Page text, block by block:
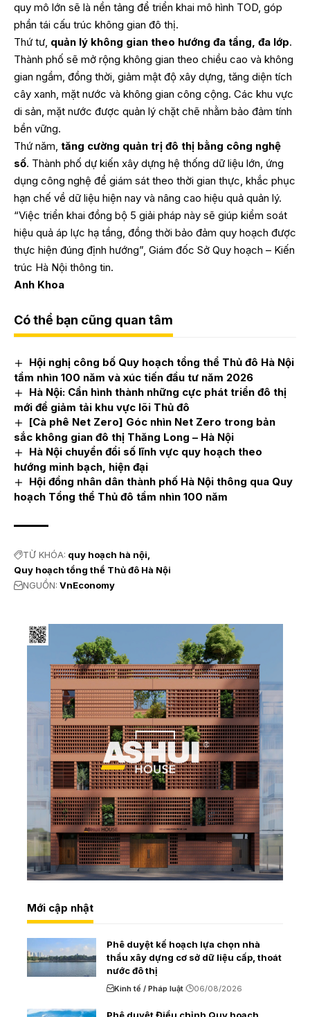
quy mô lớn sẽ là nền tảng để triển khai mô hình TOD, góp
phần tái cấu trúc không gian đô thị.
Thứ tư, quản lý không gian theo hướng đa tầng, đa lớp.
Thành phố sẽ mở rộng không gian theo chiều cao và không
gian ngầm, đồng thời, giảm mật độ xây dựng, tăng diện tích
cây xanh, mặt nước và không gian công cộng. Các khu vực
di sản, mặt nước được quản lý chặt chẽ nhằm bảo đảm tính
bền vững.
Thứ năm, tăng cường quản trị đô thị bằng công nghệ
số. Thành phố dự kiến xây dựng hệ thống dữ liệu lớn, ứng
dụng công nghệ để giám sát theo thời gian thực, khắc phục
hạn chế về dữ liệu hiện nay và nâng cao hiệu quả quản lý.
“Việc triển khai đồng bộ 5 giải pháp này sẽ giúp kiểm soát
hiệu quả áp lực hạ tầng, đồng thời bảo đảm quy hoạch được
thực hiện đúng định hướng”, Giám đốc Sở Quy hoạch – Kiến
trúc Hà Nội thông tin.
Anh Khoa
Có thể bạn cũng quan tâm
Hội nghị công bố Quy hoạch tổng thể Thủ đô Hà Nội
tầm nhìn 100 năm và xúc tiến đầu tư năm 2026
Hà Nội: Cần hình thành những cực phát triển đô thị
mới để giảm tải khu vực lõi Thủ đô
[Cà phê Net Zero] Góc nhìn Net Zero trong bản
sắc không gian đô thị Thăng Long – Hà Nội
Hà Nội chuyển đổi số lĩnh vực quy hoạch theo
hướng minh bạch, hiện đại
Hội đồng nhân dân thành phố Hà Nội thông qua Quy
hoạch Tổng thể Thủ đô tầm nhìn 100 năm
TỪ KHÓA: quy hoạch hà nội
Quy hoạch tổng thể Thủ đô Hà Nội
NGUỒN: VnEconomy
Mới cập nhật
Phê duyệt kế hoạch lựa chọn nhà
thầu xây dựng cơ sở dữ liệu cấp, thoát
nước đô thị
Kinh tế / Pháp luật 06/08/2026